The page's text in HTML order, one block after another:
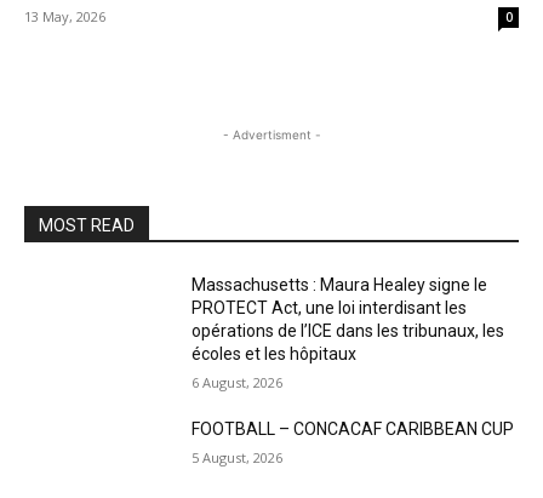
13 May, 2026 0
- Advertisment -
MOST READ
Massachusetts : Maura Healey signe le
PROTECT Act, une loi interdisant les
opérations de l’ICE dans les tribunaux, les
écoles et les hôpitaux
6 August, 2026
FOOTBALL – CONCACAF CARIBBEAN CUP
5 August, 2026